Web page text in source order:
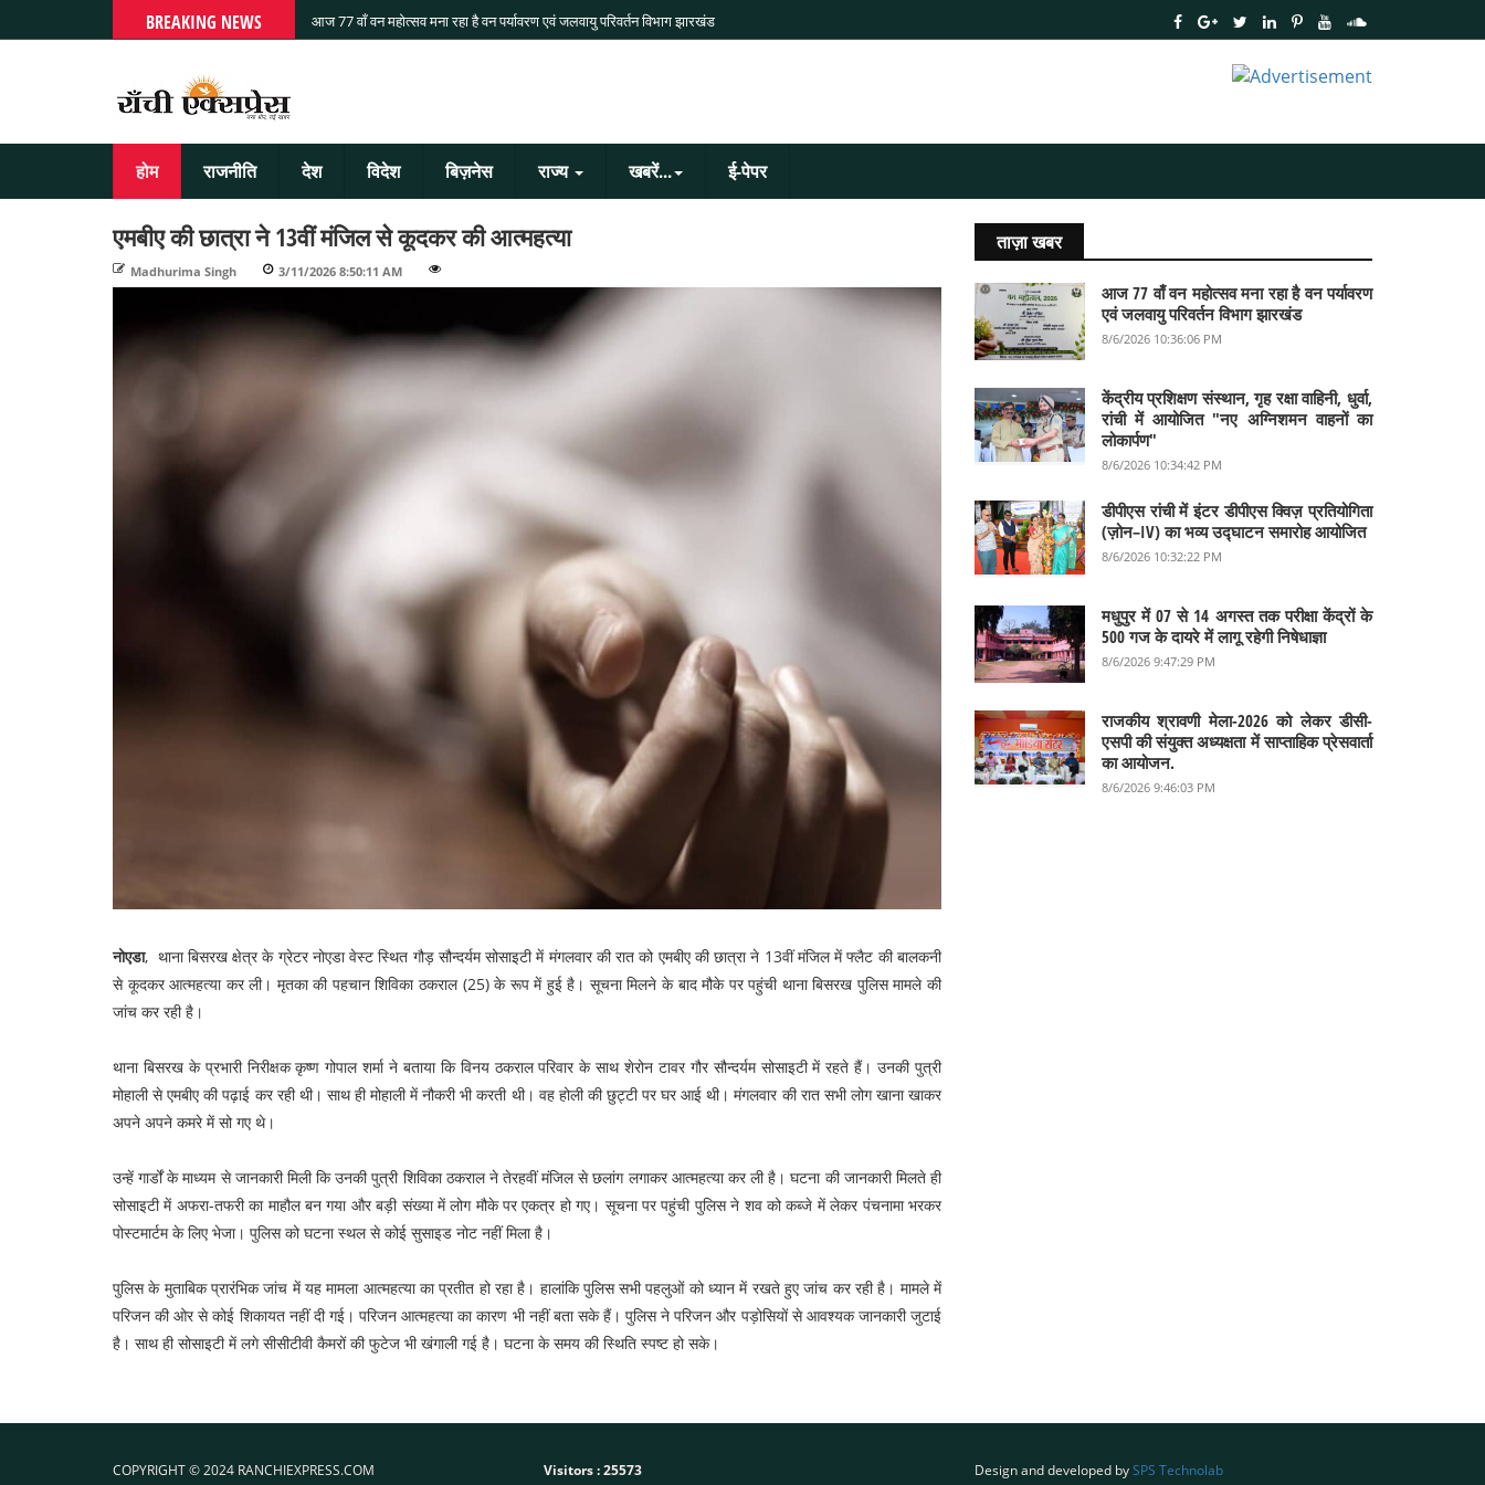
BREAKING NEWS आज 77 वाँ वन महोत्सव मना रहा है वन पर्यावरण एवं जलवायु परिवर्तन विभाग झारखंड
होम राजनीति देश विदेश बिज़नेस राज्य खबरें... ई-पेपर
एमबीए की छात्रा ने 13वीं मंजिल से कूदकर की आत्महत्या
Madhurima Singh 3/11/2026 8:50:11 AM
नोएडा, थाना बिसरख क्षेत्र के ग्रेटर नोएडा वेस्ट स्थित गौड़ सौन्दर्यम सोसाइटी में मंगलवार की रात को एमबीए की छात्रा ने 13वीं मंजिल में फ्लैट की बालकनी
से कूदकर आत्महत्या कर ली। मृतका की पहचान शिविका ठकराल (25) के रूप में हुई है। सूचना मिलने के बाद मौके पर पहुंची थाना बिसरख पुलिस मामले की
जांच कर रही है।
थाना बिसरख के प्रभारी निरीक्षक कृष्ण गोपाल शर्मा ने बताया कि विनय ठकराल परिवार के साथ शेरोन टावर गौर सौन्दर्यम सोसाइटी में रहते हैं। उनकी पुत्री
मोहाली से एमबीए की पढ़ाई कर रही थी। साथ ही मोहाली में नौकरी भी करती थी। वह होली की छुट्टी पर घर आई थी। मंगलवार की रात सभी लोग खाना खाकर
अपने अपने कमरे में सो गए थे।
उन्हें गार्डों के माध्यम से जानकारी मिली कि उनकी पुत्री शिविका ठकराल ने तेरहवीं मंजिल से छलांग लगाकर आत्महत्या कर ली है। घटना की जानकारी मिलते ही
सोसाइटी में अफरा-तफरी का माहौल बन गया और बड़ी संख्या में लोग मौके पर एकत्र हो गए। सूचना पर पहुंची पुलिस ने शव को कब्जे में लेकर पंचनामा भरकर
पोस्टमार्टम के लिए भेजा। पुलिस को घटना स्थल से कोई सुसाइड नोट नहीं मिला है।
पुलिस के मुताबिक प्रारंभिक जांच में यह मामला आत्महत्या का प्रतीत हो रहा है। हालांकि पुलिस सभी पहलुओं को ध्यान में रखते हुए जांच कर रही है। मामले में
परिजन की ओर से कोई शिकायत नहीं दी गई। परिजन आत्महत्या का कारण भी नहीं बता सके हैं। पुलिस ने परिजन और पड़ोसियों से आवश्यक जानकारी जुटाई
है। साथ ही सोसाइटी में लगे सीसीटीवी कैमरों की फुटेज भी खंगाली गई है। घटना के समय की स्थिति स्पष्ट हो सके।
ताज़ा खबर
आज 77 वाँ वन महोत्सव मना रहा है वन पर्यावरण
एवं जलवायु परिवर्तन विभाग झारखंड
8/6/2026 10:36:06 PM
केंद्रीय प्रशिक्षण संस्थान, गृह रक्षा वाहिनी, धुर्वा,
रांची में आयोजित "नए अग्निशमन वाहनों का
लोकार्पण"
8/6/2026 10:34:42 PM
डीपीएस रांची में इंटर डीपीएस क्विज़ प्रतियोगिता
(ज़ोन–IV) का भव्य उद्घाटन समारोह आयोजित
8/6/2026 10:32:22 PM
मधुपुर में 07 से 14 अगस्त तक परीक्षा केंद्रों के
500 गज के दायरे में लागू रहेगी निषेधाज्ञा
8/6/2026 9:47:29 PM
राजकीय श्रावणी मेला-2026 को लेकर डीसी-
एसपी की संयुक्त अध्यक्षता में साप्ताहिक प्रेसवार्ता
का आयोजन.
8/6/2026 9:46:03 PM
COPYRIGHT © 2024 RANCHIEXPRESS.COM Visitors :25573 Design and developed bySPS Technolab